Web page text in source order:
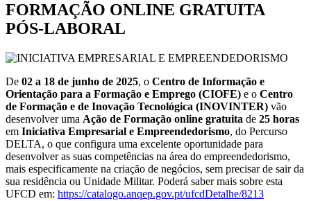
FORMAÇÃO ONLINE GRATUITA
PÓS-LABORAL
De 02 a 18 de junho de 2025, o Centro de Informação e
Orientação para a Formação e Emprego (CIOFE) e o Centro
de Formação e de Inovação Tecnológica (INOVINTER) vão
desenvolver uma Ação de Formação online gratuita de 25 horas
em Iniciativa Empresarial e Empreendedorismo, do Percurso
DELTA, o que configura uma excelente oportunidade para
desenvolver as suas competências na área do empreendedorismo,
mais especificamente na criação de negócios, sem precisar de sair da
sua residência ou Unidade Militar. Poderá saber mais sobre esta
UFCD em: https://catalogo.anqep.gov.pt/ufcdDetalhe/8213